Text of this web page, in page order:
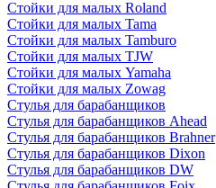
Стойки для малых Roland
Стойки для малых Tama
Стойки для малых Tamburo
Стойки для малых TJW
Стойки для малых Yamaha
Стойки для малых Zowag
Стулья для барабанщиков
Стулья для барабанщиков Ahead
Стулья для барабанщиков Brahner
Стулья для барабанщиков Dixon
Стулья для барабанщиков DW